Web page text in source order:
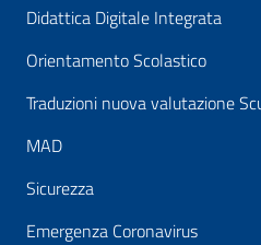
Didattica Digitale Integrata
Orientamento Scolastico
Traduzioni nuova valutazione
MAD
Sicurezza
Emergenza Coronavirus